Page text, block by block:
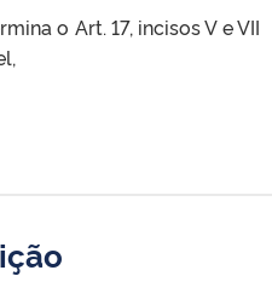
o Art. 17, incisos V e VII